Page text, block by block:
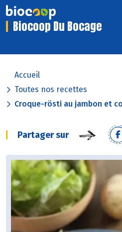
Biocoop Du Bocage
Accueil
Toutes nos recettes
Croque-rösti au jambon et
Partager sur